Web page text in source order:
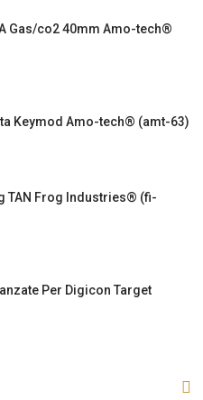
Gas/co2 40mm Amo-tech®
Keymod Amo-tech® (amt-63)
TAN Frog Industries® (fi-
Per Digicon Target